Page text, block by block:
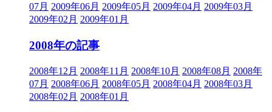
07月 2009年06月 2009年05月 2009年04月 2009年03月
2009年02月 2009年01月
2008年の記事
2008年12月 2008年11月 2008年10月 2008年08月 2008年
07月 2008年06月 2008年05月 2008年04月 2008年03月
2008年02月 2008年01月